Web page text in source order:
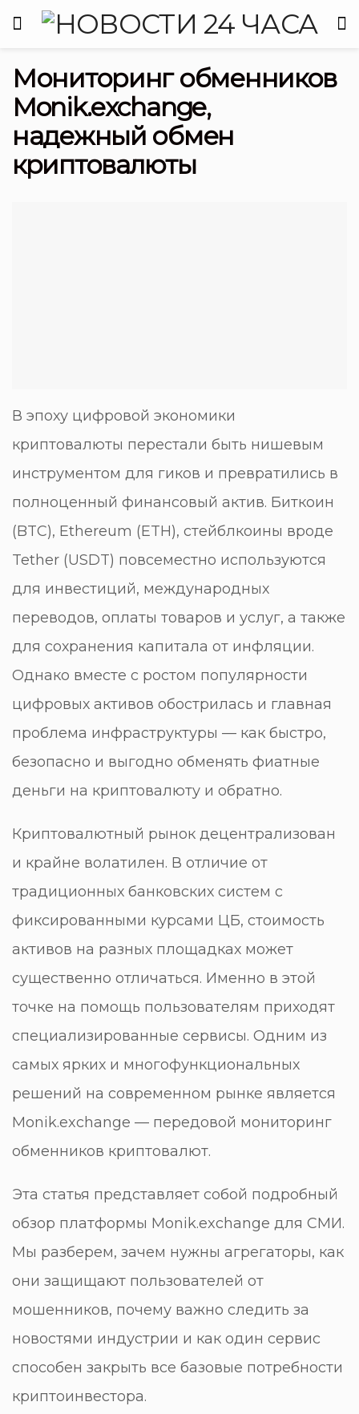
Мониторинг обменников
Monik.exchange,
надежный обмен
криптовалюты
В эпоху цифровой экономики
криптовалюты перестали быть нишевым
инструментом для гиков и превратились в
полноценный финансовый актив. Биткоин
(BTC), Ethereum (ETH), стейблкоины вроде
Tether (USDT) повсеместно используются
для инвестиций, международных
переводов, оплаты товаров и услуг, а также
для сохранения капитала от инфляции.
Однако вместе с ростом популярности
цифровых активов обострилась и главная
проблема инфраструктуры — как быстро,
безопасно и выгодно обменять фиатные
деньги на криптовалюту и обратно.
Криптовалютный рынок децентрализован
и крайне волатилен. В отличие от
традиционных банковских систем с
фиксированными курсами ЦБ, стоимость
активов на разных площадках может
существенно отличаться. Именно в этой
точке на помощь пользователям приходят
специализированные сервисы. Одним из
самых ярких и многофункциональных
решений на современном рынке является
Monik.exchange — передовой мониторинг
обменников криптовалют.
Эта статья представляет собой подробный
обзор платформы Monik.exchange для СМИ.
Мы разберем, зачем нужны агрегаторы, как
они защищают пользователей от
мошенников, почему важно следить за
новостями индустрии и как один сервис
способен закрыть все базовые потребности
криптоинвестора.